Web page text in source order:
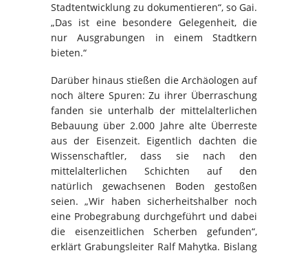
Stadtentwicklung zu dokumentieren“, so Gai.
„Das ist eine besondere Gelegenheit, die
nur Ausgrabungen in einem Stadtkern
bieten.“
Darüber hinaus stießen die Archäologen auf
noch ältere Spuren: Zu ihrer Überraschung
fanden sie unterhalb der mittelalterlichen
Bebauung über 2.000 Jahre alte Überreste
aus der Eisenzeit. Eigentlich dachten die
Wissenschaftler, dass sie nach den
mittelalterlichen Schichten auf den
natürlich gewachsenen Boden gestoßen
seien. „Wir haben sicherheitshalber noch
eine Probegrabung durchgeführt und dabei
die eisenzeitlichen Scherben gefunden“,
erklärt Grabungsleiter Ralf Mahytka. Bislang